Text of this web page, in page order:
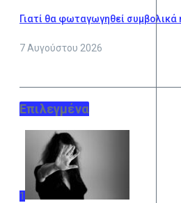
Γιατί θα φωταγωγηθεί
7 Αυγούστου 2026
Επιλεγμένα
1